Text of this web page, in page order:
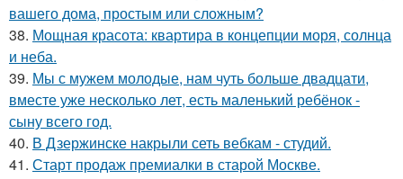
вашего дома, простым или сложным?
38. Мощная красота: квартира в концепции моря, солнца
и неба.
39. Мы с мужем молодые, нам чуть больше двадцати,
вместе уже несколько лет, есть маленький ребёнок -
сыну всего год.
40. В Дзержинске накрыли сеть вебкам - студий.
41. Старт продаж премиалки в старой Москве.